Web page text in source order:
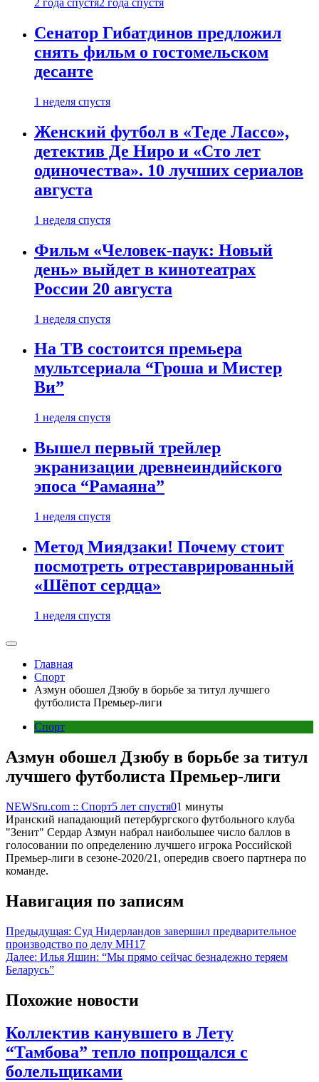
2 года спустя2 года спустя
Сенатор Гибатдинов предложил
снять фильм о гостомельском
десанте
1 неделя спустя
Женский футбол в «Теде Лассо»,
детектив Де Ниро и «Сто лет
одиночества». 10 лучших сериалов
августа
1 неделя спустя
Фильм «Человек-паук: Новый
день» выйдет в кинотеатрах
России 20 августа
1 неделя спустя
На ТВ состоится премьера
мультсериала “Гроша и Мистер
Ви”
1 неделя спустя
Вышел первый трейлер
экранизации древнеиндийского
эпоса “Рамаяна”
1 неделя спустя
Метод Миядзаки! Почему стоит
посмотреть отреставрированный
«Шёпот сердца»
1 неделя спустя
Главная
Спорт
Азмун обошел Дзюбу в борьбе за титул лучшего
футболиста Премьер-лиги
Спорт
Азмун обошел Дзюбу в борьбе за титул
лучшего футболиста Премьер-лиги
NEWSru.com :: Спорт5 лет спустя01 минуты
Иранский нападающий петербургского футбольного клуба
"Зенит" Сердар Азмун набрал наибольшее число баллов в
голосовании по определению лучшего игрока Российской
Премьер-лиги в сезоне-2020/21, опередив своего партнера по
команде.
Навигация по записям
Предыдущая: Cуд Нидерландов завершил предварительное
производство по делу MH17
Далее: Илья Яшин: “Мы прямо сейчас безнадежно теряем
Беларусь”
Похожие новости
Коллектив канувшего в Лету
“Тамбова” тепло попрощался с
болельщиками